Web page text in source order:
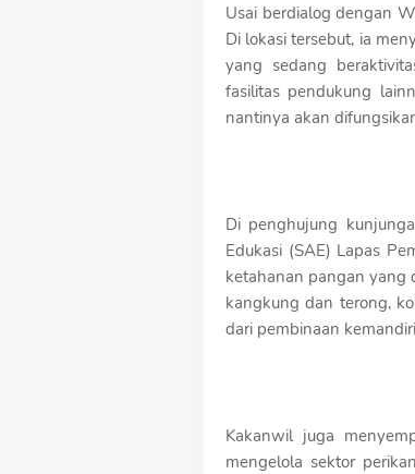
Usai berdialog dengan
Di lokasi tersebut, ia
yang sedang
fasilitas pendukung
nantinya akan
Di penghujung
Edukasi (SAE) Lapas
ketahanan pangan yang
kangkung dan terong,
dari pembinaan
Kakanwil juga
mengelola sektor